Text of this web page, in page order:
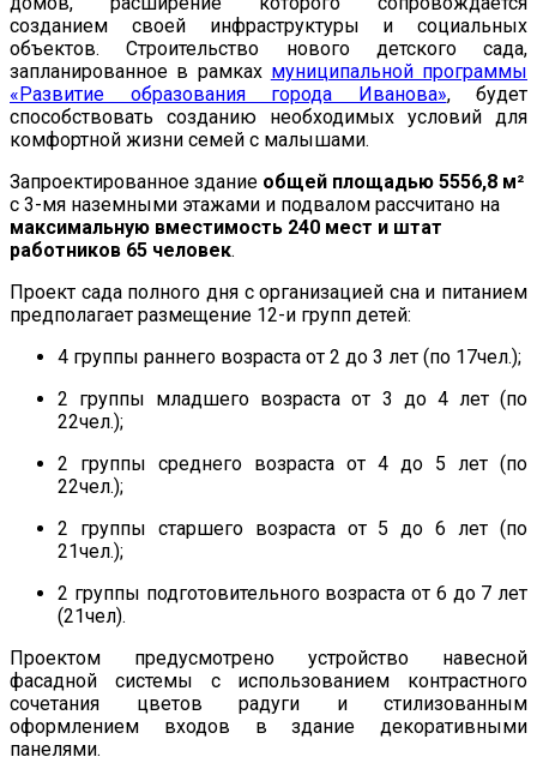
созданием своей инфраструктуры и социальных
объектов. Строительство нового детского сада,
запланированное в рамках муниципальной программы
«Развитие образования города Иванова», будет
способствовать созданию необходимых условий для
комфортной жизни семей с малышами.
Запроектированное здание общей площадью 5556,8 м²
с 3-мя наземными этажами и подвалом рассчитано на
максимальную вместимость 240 мест и штат
работников 65 человек.
Проект сада полного дня с организацией сна и питанием
предполагает размещение 12-и групп детей:
4 группы раннего возраста от 2 до 3 лет (по 17чел.);
2 группы младшего возраста от 3 до 4 лет (по
22чел.);
2 группы среднего возраста от 4 до 5 лет (по
22чел.);
2 группы старшего возраста от 5 до 6 лет (по
21чел.);
2 группы подготовительного возраста от 6 до 7 лет
(21чел).
Проектом предусмотрено устройство навесной
фасадной системы с использованием контрастного
сочетания цветов радуги и стилизованным
оформлением входов в здание декоративными
панелями.